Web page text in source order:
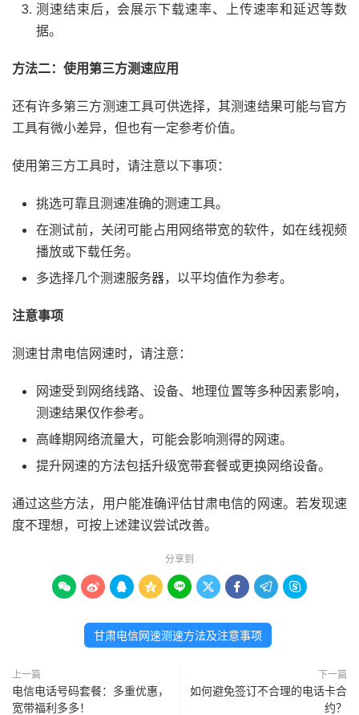
测速结束后，会展示下载速率、上传速率和延迟等数
据。
方法二：使用第三方测速应用
还有许多第三方测速工具可供选择，其测速结果可能与官方
工具有微小差异，但也有一定参考价值。
使用第三方工具时，请注意以下事项：
挑选可靠且测速准确的测速工具。
在测试前，关闭可能占用网络带宽的软件，如在线视频
播放或下载任务。
多选择几个测速服务器，以平均值作为参考。
注意事项
测速甘肃电信网速时，请注意：
网速受到网络线路、设备、地理位置等多种因素影响，
测速结果仅作参考。
高峰期网络流量大，可能会影响测得的网速。
提升网速的方法包括升级宽带套餐或更换网络设备。
通过这些方法，用户能准确评估甘肃电信的网速。若发现速
度不理想，可按上述建议尝试改善。
分享到
        
甘肃电信网速测速方法及注意事项
上一篇
电信电话号码套餐：多重优惠，
宽带福利多多！
下一篇
如何避免签订不合理的电话卡合
约？